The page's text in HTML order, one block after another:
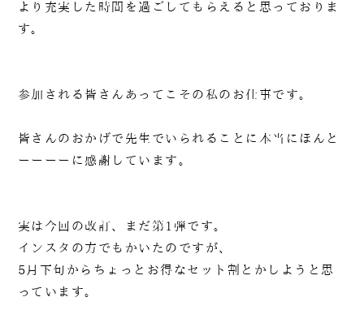
より充実した時間を過ごしてもらえると思っておりま
す。
参加される皆さんあってこその私のお仕事です。
皆さんのおかげで先生でいられることに本当にほんと
ーーーーに感謝しています。
実は今回の改訂、まだ第1弾です。
インスタの方でもかいたのですが、
5月下旬からちょっとお得なセット割とかしようと思
っています。